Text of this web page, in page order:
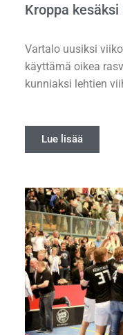
Kroppa kesäksi
Vartalo uusiksi
käyttämä oikea
kunniaksi lehtien
Lue lisää